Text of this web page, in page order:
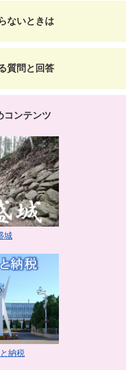
ないときは
質問と回答
コンテンツ
城
納税